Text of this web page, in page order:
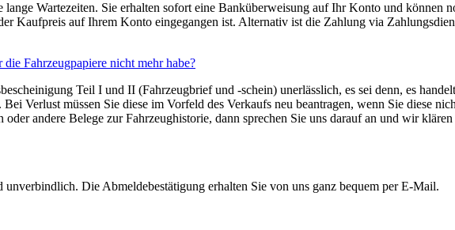
Wartezeiten. Sie erhalten sofort eine Banküberweisung auf Ihr Konto und können
Kaufpreis auf Ihrem Konto eingegangen ist. Alternativ ist die Zahlung via
Fahrzeugpapiere nicht mehr habe?
Teil I und II (Fahrzeugbrief und -schein) unerlässlich, es sei denn, es
Verlust müssen Sie diese im Vorfeld des Verkaufs neu beantragen, wenn Sie diese
andere Belege zur Fahrzeughistorie, dann sprechen Sie uns darauf an und wir
Die Abmeldebestätigung erhalten Sie von uns ganz bequem per E-Mail.